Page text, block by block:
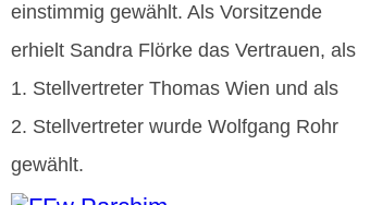
einstimmig gewählt. Als Vorsitzende
erhielt Sandra Flörke das Vertrauen, als
1. Stellvertreter Thomas Wien und als
2. Stellvertreter wurde Wolfgang Rohr
gewählt.